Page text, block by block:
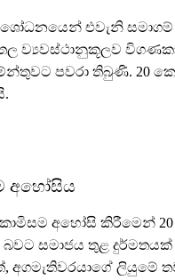
එවැනි
ව්‍යවස්ථානුකූලව
පවරා තිබුණි. 20
අහෝසිය
අහෝසි කිරීමෙන් 20
බවට සමාජය තුළ
අගමැතිවරයාගේ ලියුමේ